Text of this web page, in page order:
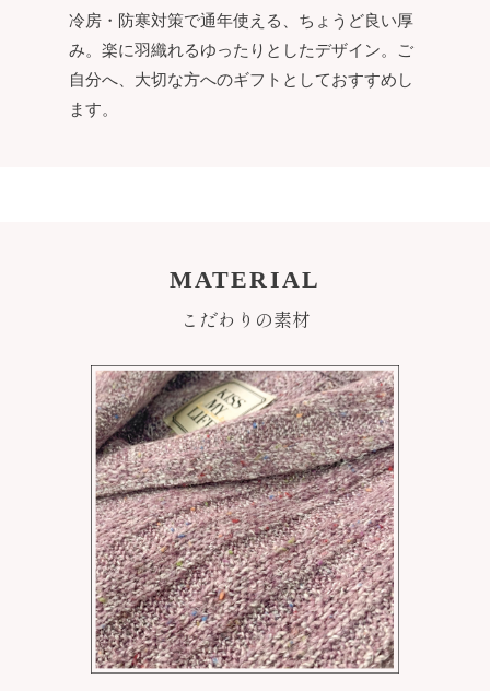
冷房・防寒対策で通年使える、ちょうど良い厚
み。楽に羽織れるゆったりとしたデザイン。ご
自分へ、大切な方へのギフトとしておすすめし
ます。
MATERIAL
こだわりの素材